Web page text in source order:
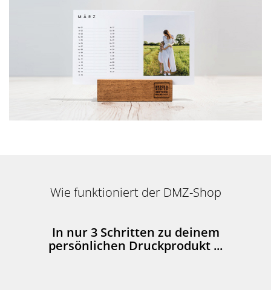
Wie funktioniert der DMZ-Shop
In nur 3 Schritten zu deinem
persönlichen Druckprodukt ...